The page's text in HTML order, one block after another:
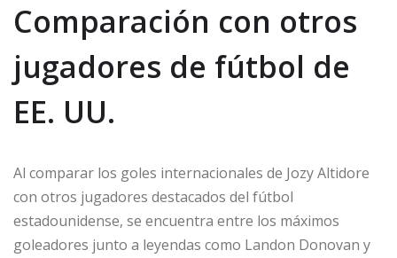
Comparación con otros
jugadores de fútbol de
EE. UU.
Al comparar los goles internacionales de Jozy Altidore
con otros jugadores destacados del fútbol
estadounidense, se encuentra entre los máximos
goleadores junto a leyendas como Landon Donovan y